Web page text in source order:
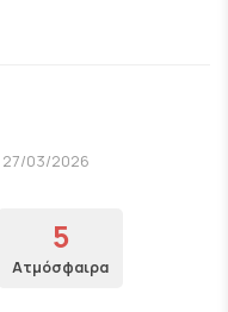
27/03/2026
5
Ατμόσφαιρα